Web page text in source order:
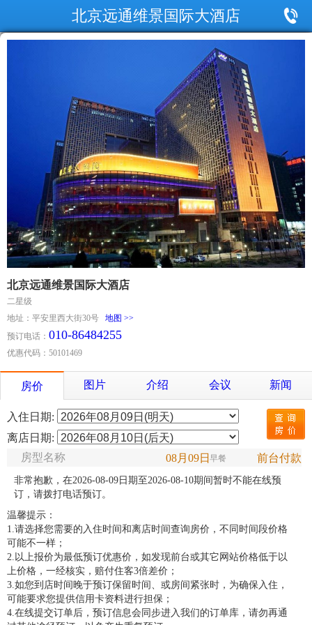
北京远通维景国际大酒店
北京远通维景国际大酒店
二星级
地址：平安里西大街30号 地图 >>
预订电话： 010-86484255
优惠代码：50101469
房价 图片 介绍 会议 新闻
入住日期:
离店日期:
08月09日早餐 前台付款
房型名称
非常抱歉，在2026-08-09日期至2026-08-10期间暂时不能在线预
订，请拨打电话预订。
温馨提示：
1.请选择您需要的入住时间和离店时间查询房价，不同时间段价格
可能不一样；
2.以上报价为最低预订优惠价，如发现前台或其它网站价格低于以
上价格，一经核实，赔付住客3倍差价；
3.如您到店时间晚于预订保留时间、或房间紧张时，为确保入住，
可能要求您提供信用卡资料进行担保；
4.在线提交订单后，预订信息会同步进入我们的订单库，请勿再通